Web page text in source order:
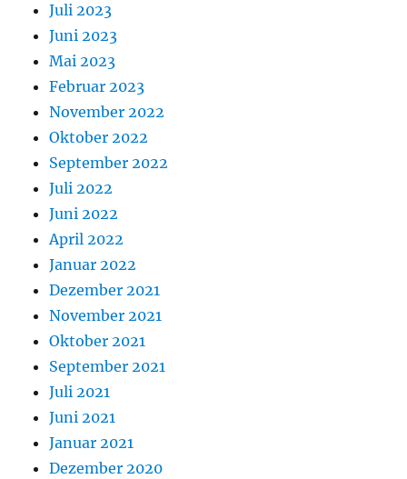
Juli 2023
Juni 2023
Mai 2023
Februar 2023
November 2022
Oktober 2022
September 2022
Juli 2022
Juni 2022
April 2022
Januar 2022
Dezember 2021
November 2021
Oktober 2021
September 2021
Juli 2021
Juni 2021
Januar 2021
Dezember 2020